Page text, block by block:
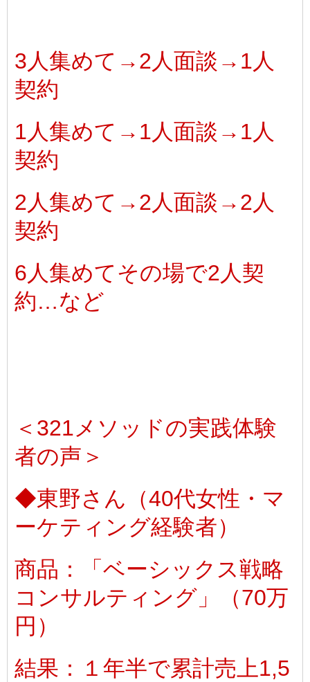
3人集めて→2人面談→1人
契約
1人集めて→1人面談→1人
契約
2人集めて→2人面談→2人
契約
6人集めてその場で2人契
約…など
＜321メソッドの実践体験
者の声＞
◆東野さん（40代女性・マ
ーケティング経験者）
商品：「ベーシックス戦略
コンサルティング」（70万
円）
結果：１年半で累計売上1,5